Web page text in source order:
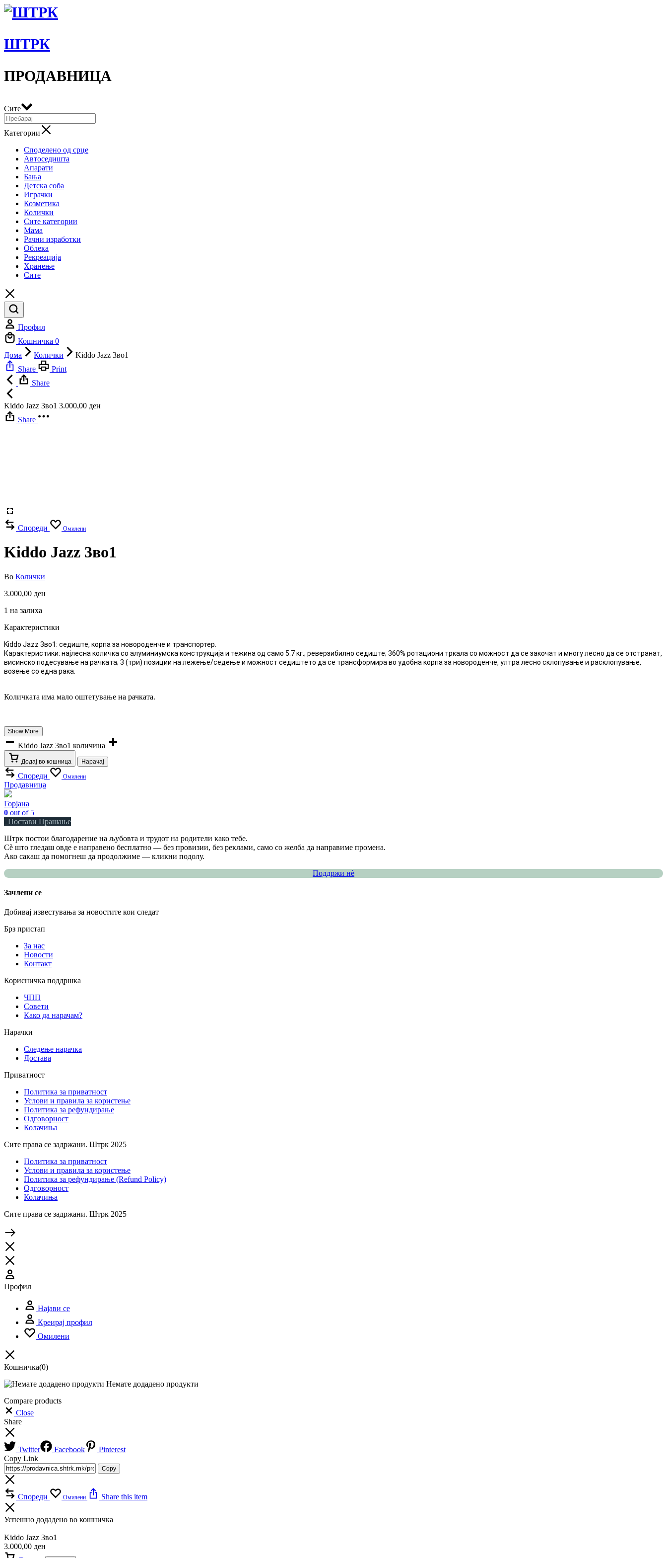
ШТРК
ПРОДАВНИЦА
Сите
Категории
Споделено од срце
Автоседишта
Апарати
Бања
Детска соба
Играчки
Козметика
Колички
Сите категории
Мама
Рачни изработки
Облека
Рекреација
Хранење
Сите
Профил
Кошничка 0
Дома
Колички
Kiddo Jazz 3во1
Share
Print
Share
Kiddo Jazz 3во1 3.000,00 ден
Share
Спореди Омилени
Kiddo Jazz 3во1
Во Колички
3.000,00 ден
1 на залиха
Карактеристики
Kiddo Jazz 3во1: седиште, корпа за новороденче и транспортер.
Карактеристики: најлесна количка со алуминиумска конструкција и тежина од само 5.7 кг.; реверзибилно седиште; 360% ротациони тркала со можност да се закочат и многу лесно да се отстранат,
висинско подесување на рачката; 3 (три) позиции на лежење/седење и можност седиштето да се трансформира во удобна корпа за новороденче, ултра лесно склопување и расклопување,
возење со една рака.
Количката има мало оштетување на рачката.
Show More
Kiddo Jazz 3во1 количина
Додај во кошница Нарачај
Спореди Омилени
Продавница
Горјана
0 out of 5
Постави Прашање
Штрк постои благодарение на љубовта и трудот на родители како тебе.
Сè што гледаш овде е направено бесплатно — без провизии, без реклами, само со желба да направиме промена.
Ако сакаш да помогнеш да продолжиме — кликни подолу.
Поддржи нѐ
Зачлени се
Добивај известувања за новостите кои следат
Брз пристап
За нас
Новости
Контакт
Корисничка поддршка
ЧПП
Совети
Како да нарачам?
Нарачки
Следење нарачка
Достава
Приватност
Политика за приватност
Услови и правила за користење
Политика за рефундирање
Одговорност
Колачиња
Сите права се задржани. Штрк 2025
Политика за приватност
Услови и правила за користење
Политика за рефундирање (Refund Policy)
Одговорност
Колачиња
Сите права се задржани. Штрк 2025
Профил
Најави се
Креирај профил
Омилени
Кошничка(0)
Немате додадено продукти
Compare products
Close
Share
Twitter Facebook
Pinterest
Copy Link
Copy
Спореди Омилени Share this item
Успешно додадено во кошничка
Kiddo Jazz 3во1
3.000,00 ден